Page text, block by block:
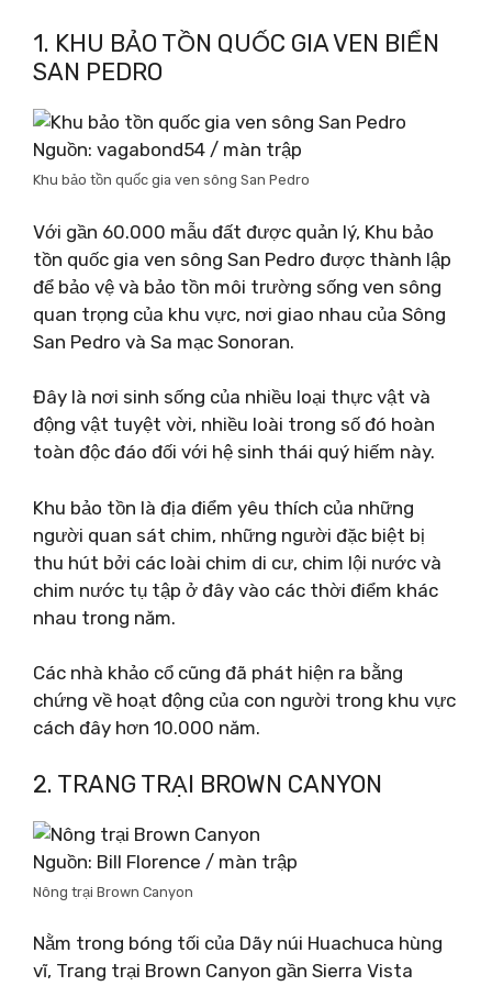
1. KHU BẢO TỒN QUỐC GIA VEN BIỂN
SAN PEDRO
Nguồn: vagabond54 / màn trập
Khu bảo tồn quốc gia ven sông San Pedro
Với gần 60.000 mẫu đất được quản lý, Khu bảo
tồn quốc gia ven sông San Pedro được thành lập
để bảo vệ và bảo tồn môi trường sống ven sông
quan trọng của khu vực, nơi giao nhau của Sông
San Pedro và Sa mạc Sonoran.
Đây là nơi sinh sống của nhiều loại thực vật và
động vật tuyệt vời, nhiều loài trong số đó hoàn
toàn độc đáo đối với hệ sinh thái quý hiếm này.
Khu bảo tồn là địa điểm yêu thích của những
người quan sát chim, những người đặc biệt bị
thu hút bởi các loài chim di cư, chim lội nước và
chim nước tụ tập ở đây vào các thời điểm khác
nhau trong năm.
Các nhà khảo cổ cũng đã phát hiện ra bằng
chứng về hoạt động của con người trong khu vực
cách đây hơn 10.000 năm.
2. TRANG TRẠI BROWN CANYON
Nguồn: Bill Florence / màn trập
Nông trại Brown Canyon
Nằm trong bóng tối của Dãy núi Huachuca hùng
vĩ, Trang trại Brown Canyon gần Sierra Vista